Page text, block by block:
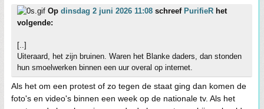
Op dinsdag 2 juni 2026 11:08 schreef PurifieR het
volgende:
[..]
Uiteraard, het zijn bruinen. Waren het Blanke daders, dan stonden
hun smoelwerken binnen een uur overal op internet.
Als het om een protest of zo tegen de staat ging dan komen de
foto's en video's binnen een week op de nationale tv. Als het